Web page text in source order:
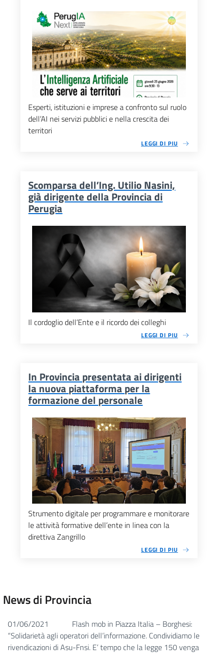
Esperti, istituzioni e imprese a confronto sul ruolo
dell’AI nei servizi pubblici e nella crescita dei
territori
LEGGI DI PIU
Scomparsa dell’Ing. Utilio Nasini,
già dirigente della Provincia di
Perugia
Il cordoglio dell’Ente e il ricordo dei colleghi
LEGGI DI PIU
In Provincia presentata ai dirigenti
la nuova piattaforma per la
formazione del personale
Strumento digitale per programmare e monitorare
le attività formative dell’ente in linea con la
direttiva Zangrillo
LEGGI DI PIU
News di Provincia
01/06/2021
Flash mob in Piazza Italia – Borghesi:
“Solidarietà agli operatori dell’informazione. Condividiamo le
rivendicazioni di Asu-Fnsi. E’ tempo che la legge 150 venga